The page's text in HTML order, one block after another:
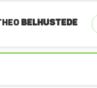
Belhustede